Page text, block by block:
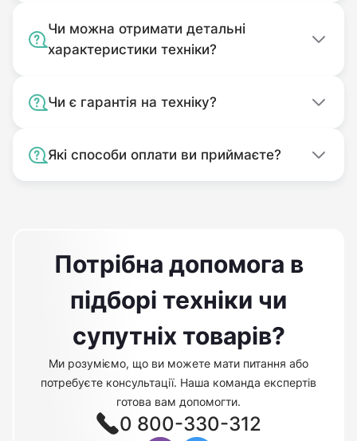
Чи можна отримати детальні
характеристики техніки?
Чи є гарантія на техніку?
Які способи оплати ви приймаєте?
Потрібна допомога в
підборі техніки чи
супутніх товарів?
Ми розуміємо, що ви можете мати питання або
потребуєте консультації. Наша команда експертів
готова вам допомогти.
0 800-330-312